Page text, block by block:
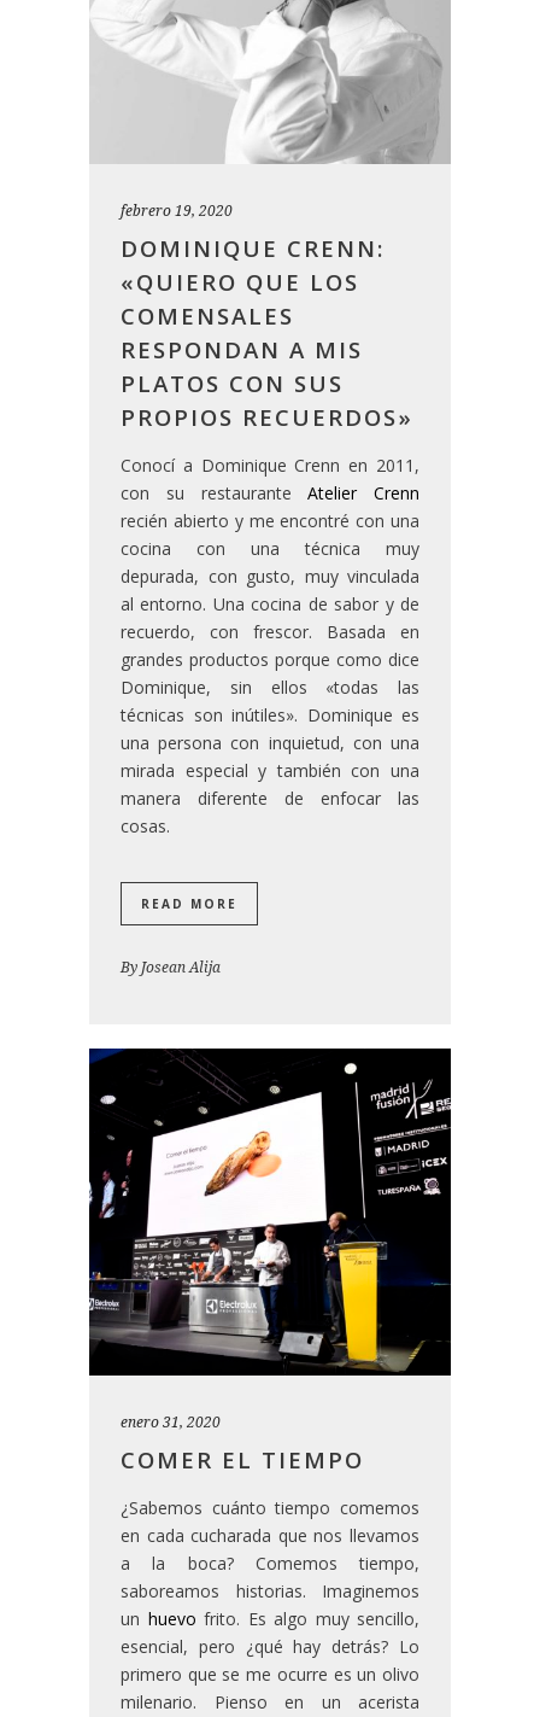
febrero 19, 2020
DOMINIQUE CRENN:
«QUIERO QUE LOS
COMENSALES
RESPONDAN A MIS
PLATOS CON SUS
PROPIOS RECUERDOS»
Conocí a Dominique Crenn en 2011,
con su restauranteAtelier Crenn
recién abierto y me encontré con una
cocina con una técnica muy
depurada, con gusto, muy vinculada
al entorno. Una cocina de sabor y de
recuerdo, con frescor. Basada en
grandes productos porque como dice
Dominique, sin ellos «todas las
técnicas son inútiles». Dominique es
una persona con inquietud, con una
mirada especial y también con una
manera diferente de enfocar las
cosas.
READ MORE
By Josean Alija
enero 31, 2020
COMER EL TIEMPO
¿Sabemos cuánto tiempo comemos
en cada cucharada que nos llevamos
a la boca? Comemos tiempo,
saboreamos historias. Imaginemos
un huevo frito. Es algo muy sencillo,
esencial, pero ¿qué hay detrás? Lo
primero que se me ocurre es un olivo
milenario. Pienso en un acerista